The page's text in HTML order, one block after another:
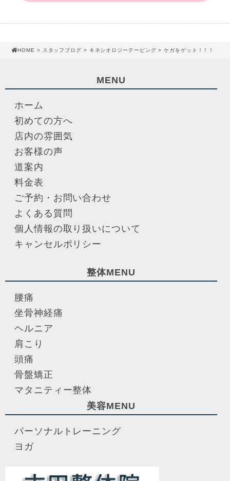
HOME > スタッフブログ > キネシオロジーテーピング > ケガをゲット！！！
MENU
ホーム
初めての方へ
店内の雰囲気
お客様の声
道案内
料金表
ご予約・お問い合わせ
よくある質問
個人情報の取り扱いについて
キャンセルポリシー
整体MENU
腰痛
坐骨神経痛
ヘルニア
肩こり
頭痛
骨盤矯正
マタニティー整体
美容MENU
パーソナルトレーニング
ヨガ